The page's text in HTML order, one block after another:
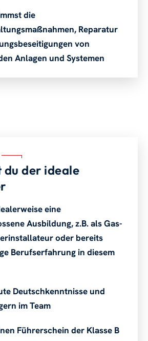
die
Reparatur
von
Anlagen und Systemen
der ideale
eine
Ausbildung, z.B. als Gas-
oder bereits
Berufserfahrung in diesem
Deutschkenntnisse und
im Team
Führerschein der Klasse B